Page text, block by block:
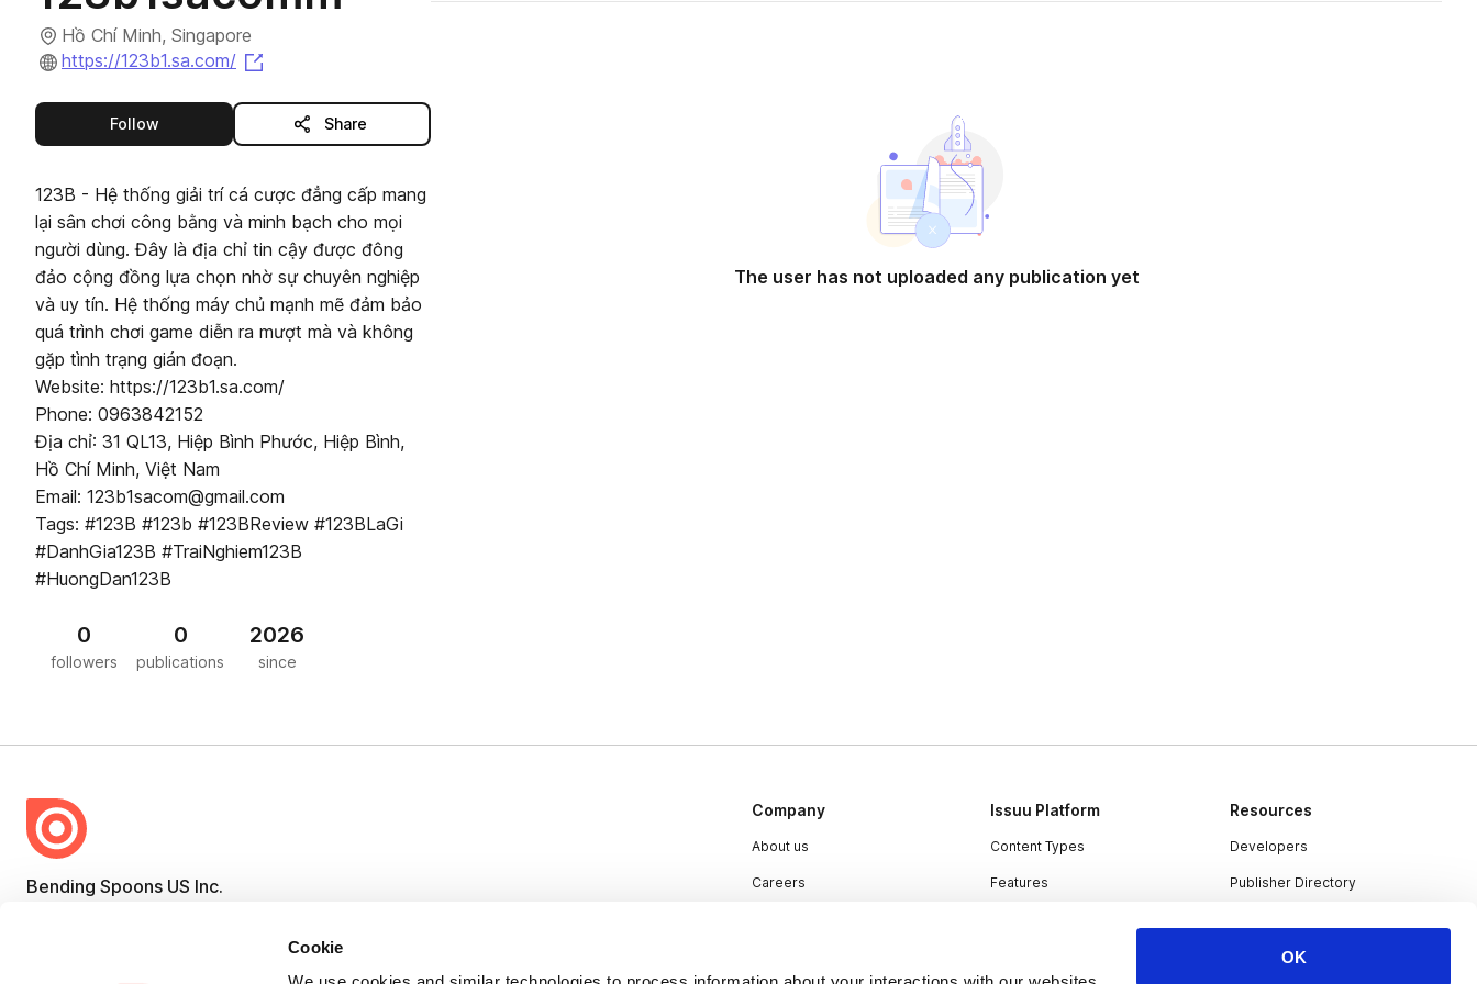
Cookie
OK
Hồ Chí Minh, Singapore
https://123b1.sa.com/
Followthis publisher Share
123B - Hệ thống giải trí cá cược đẳng cấp mang
lại sân chơi công bằng và minh bạch cho mọi
người dùng. Đây là địa chỉ tin cậy được đông
đảo cộng đồng lựa chọn nhờ sự chuyên nghiệp
và uy tín. Hệ thống máy chủ mạnh mẽ đảm bảo
quá trình chơi game diễn ra mượt mà và không
gặp tình trạng gián đoạn.
Website: https://123b1.sa.com/
Phone: 0963842152
Địa chỉ: 31 QL13, Hiệp Bình Phước, Hiệp Bình,
Hồ Chí Minh, Việt Nam
Email: 123b1sacom@gmail.com
Tags: #123B #123b #123BReview #123BLaGi
#DanhGia123B #TraiNghiem123B
#HuongDan123B
0
followers
0
publications
2026
since
The user has not uploaded any publication yet
Bending Spoons US Inc.
Company
About us
Careers
Issuu Platform
Content Types
Features
Resources
Developers
Publisher Directory